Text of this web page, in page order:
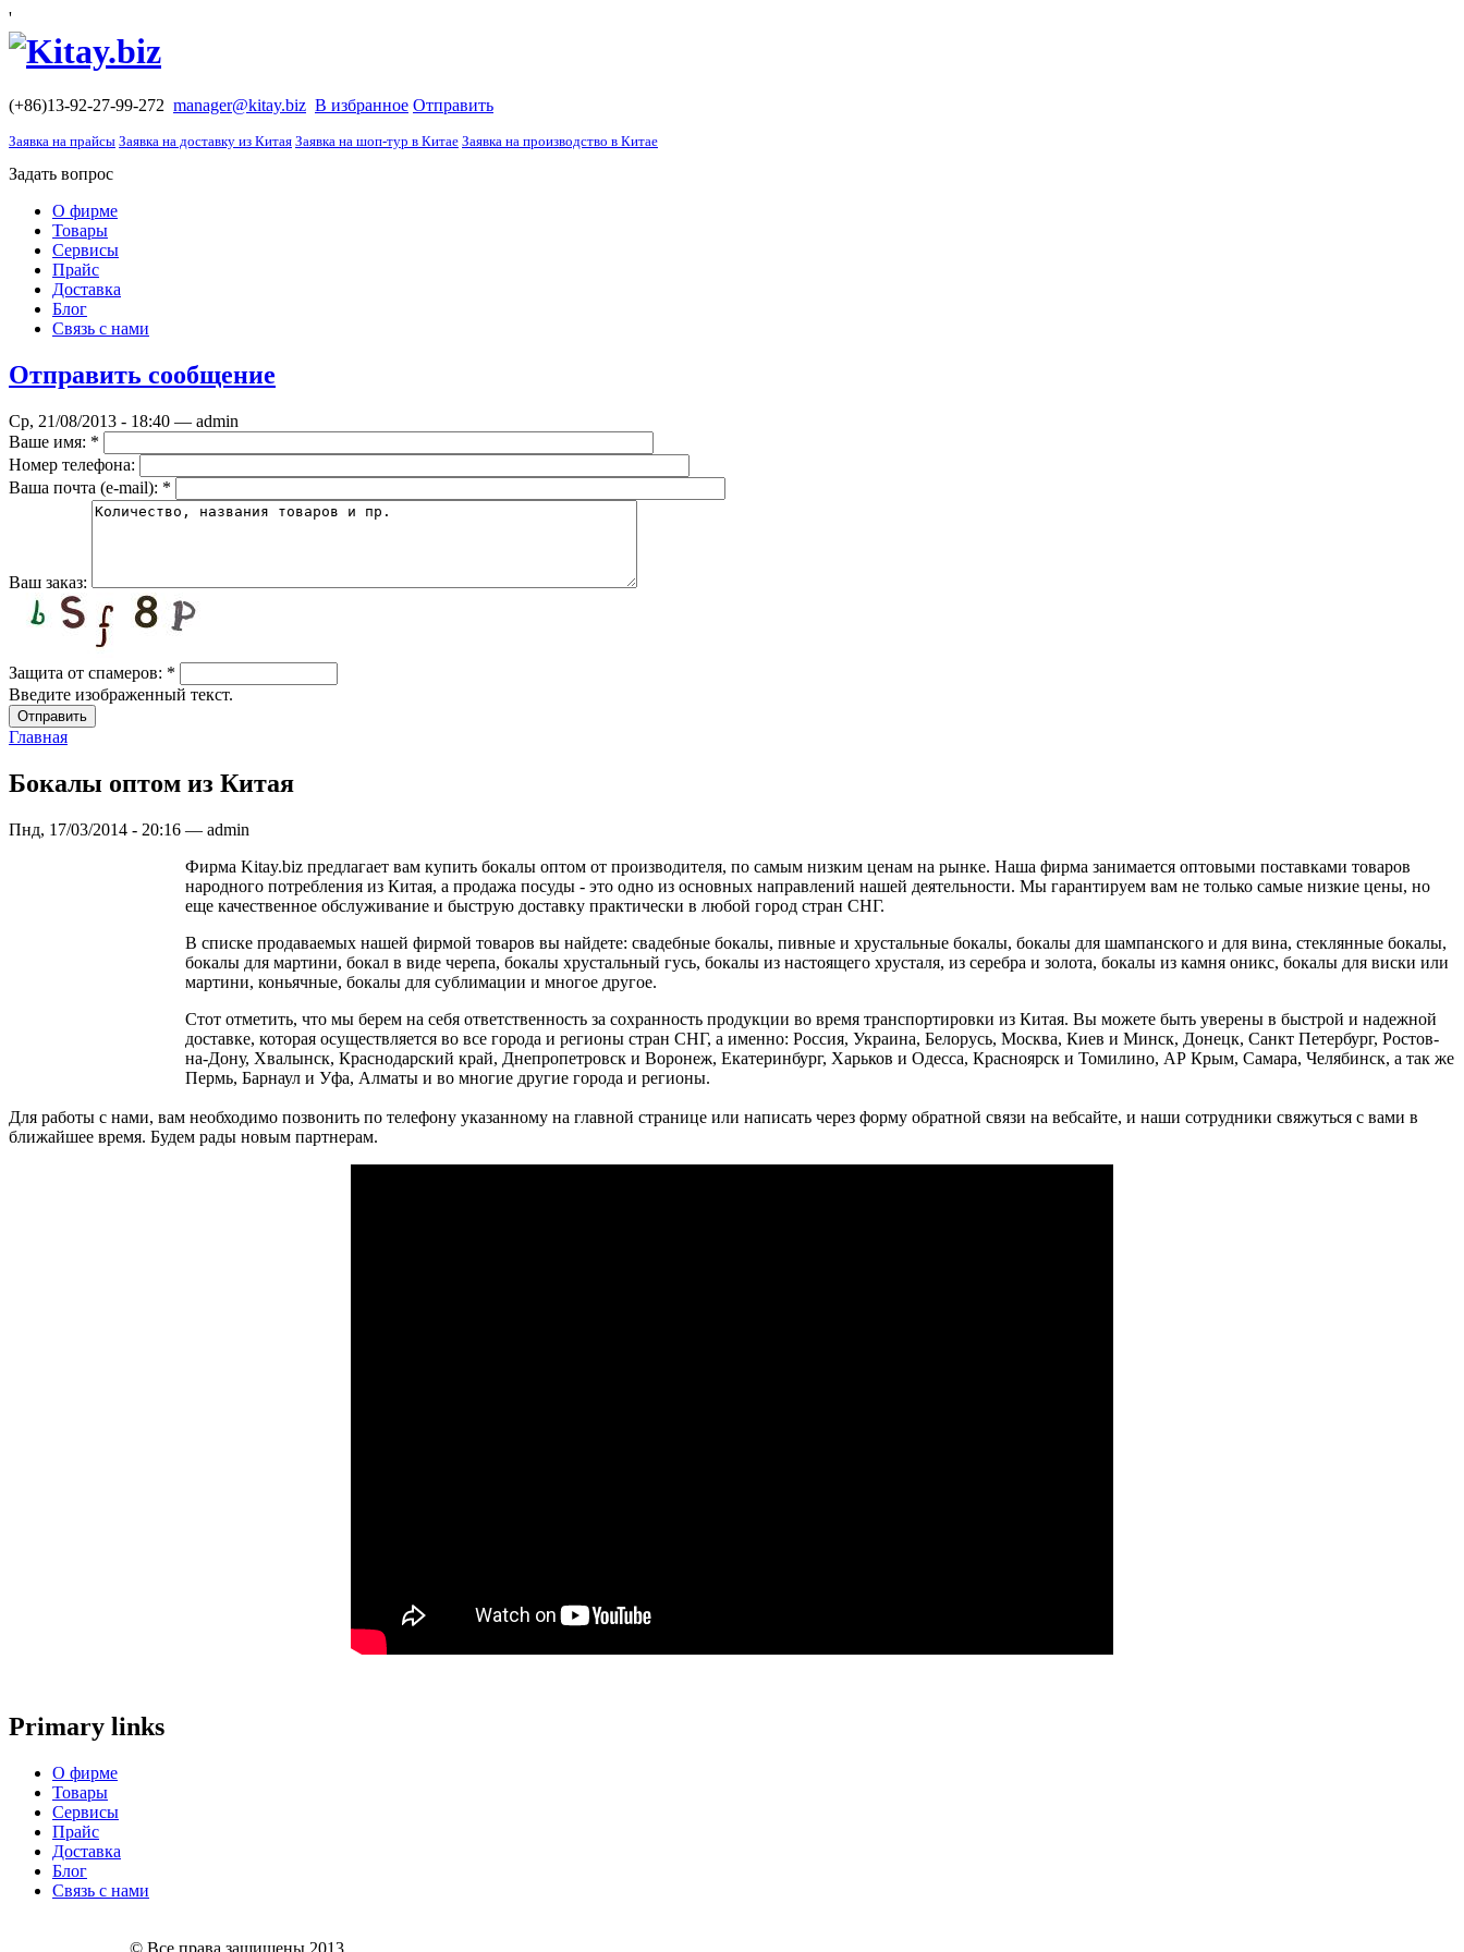
'
(+86)13-92-27-99-272 manager@kitay.biz В избранное Отправить
Заявка на прайсы Заявка на доставку из Китая Заявка на шоп-тур в Китае Заявка на производство в Китае
Задать вопрос
О фирме
Товары
Сервисы
Прайс
Доставка
Блог
Связь с нами
Отправить сообщение
Ср, 21/08/2013 - 18:40 — admin
Ваше имя: *
Номер телефона:
Ваша почта (е-mail): *
Ваш заказ:
Защита от спамеров: *
Введите изображенный текст.
Главная
Бокалы оптом из Китая
Пнд, 17/03/2014 - 20:16 — admin
Фирма Kitay.biz предлагает вам купить бокалы оптом от производителя, по самым низким ценам на рынке. Наша фирма занимается оптовыми поставками товаров
народного потребления из Китая, а продажа посуды - это одно из основных направлений нашей деятельности. Мы гарантируем вам не только самые низкие цены, но
еще качественное обслуживание и быструю доставку практически в любой город стран СНГ.
В списке продаваемых нашей фирмой товаров вы найдете: свадебные бокалы, пивные и хрустальные бокалы, бокалы для шампанского и для вина, стеклянные бокалы,
бокалы для мартини, бокал в виде черепа, бокалы хрустальный гусь, бокалы из настоящего хрусталя, из серебра и золота, бокалы из камня оникс, бокалы для виски или
мартини, коньячные, бокалы для сублимации и многое другое.
Стот отметить, что мы берем на себя ответственность за сохранность продукции во время транспортировки из Китая. Вы можете быть уверены в быстрой и надежной
доставке, которая осуществляется во все города и регионы стран СНГ, а именно: Россия, Украина, Белорусь, Москва, Киев и Минск, Донецк, Санкт Петербург, Ростов-
на-Дону, Хвалынск, Краснодарский край, Днепропетровск и Воронеж, Екатеринбург, Харьков и Одесса, Красноярск и Томилино, АР Крым, Самара, Челябинск, а так же
Пермь, Барнаул и Уфа, Алматы и во многие другие города и регионы.
Для работы с нами, вам необходимо позвонить по телефону указанному на главной странице или написать через форму обратной связи на вебсайте, и наши сотрудники свяжуться с вами в
ближайшее время. Будем рады новым партнерам.
Primary links
О фирме
Товары
Сервисы
Прайс
Доставка
Блог
Связь с нами